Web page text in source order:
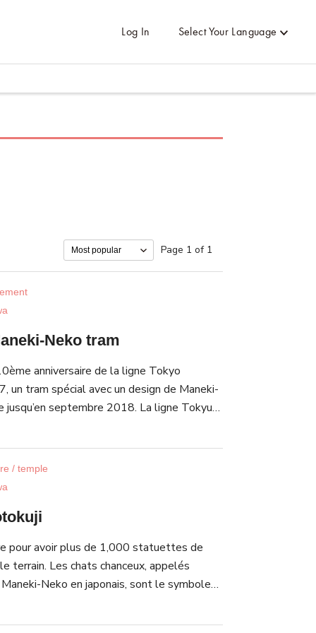
Log In Select Your Language
Page 1 of 1
Neko tram
anniversaire de la ligne Tokyo
un tram spécial avec un design de Maneki-
jusqu’en septembre 2018. La ligne Tokyu
Le Maneki-Neko a un lien
Gotokuji, situé près des arrêts de la
L’extérieur et l’intérieur des wagons sont
comme souvenir.
/ temple
pour avoir plus de 1,000 statuettes de
terrain. Les chats chanceux, appelés
Neko en japonais, sont le symbole
qui a sauvé un seigneur féodal Il